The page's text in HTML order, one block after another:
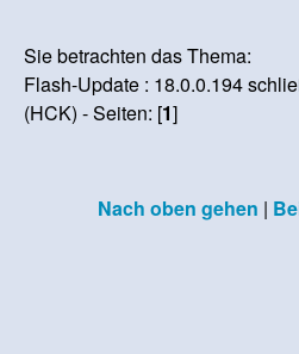
Sie betrachten das Thema:
Flash-Update : 18.0.0.194
(HCK) - Seiten: [1]
Nach oben gehen |